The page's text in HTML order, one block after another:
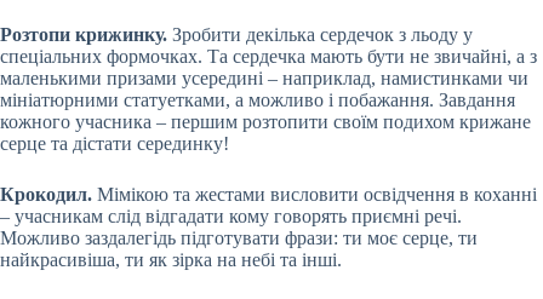
Розтопи крижинку. Зробити декілька сердечок з льоду у
спеціальних формочках. Та сердечка мають бути не звичайні, а з
маленькими призами усередині – наприклад, намистинками чи
мініатюрними статуетками, а можливо і побажання. Завдання
кожного учасника – першим розтопити своїм подихом крижане
серце та дістати серединку!
Крокодил. Мімікою та жестами висловити освідчення в коханні
– учасникам слід відгадати кому говорять приємні речі.
Можливо заздалегідь підготувати фрази: ти моє серце, ти
найкрасивіша, ти як зірка на небі та інші.